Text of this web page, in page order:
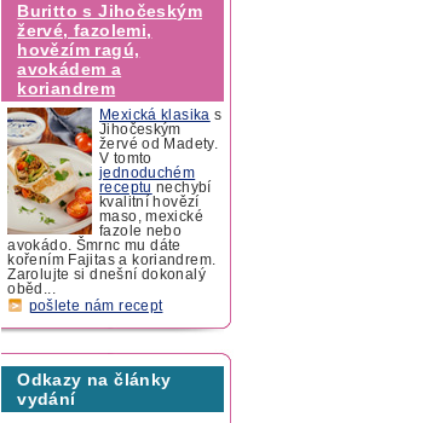
Buritto s Jihočeským
žervé, fazolemi,
hovězím ragú,
avokádem a
koriandrem
Mexická klasika s
Jihočeským
žervé od Madety.
V tomto
jednoduchém
receptu nechybí
kvalitní hovězí
maso, mexické
fazole nebo
avokádo. Šmrnc mu dáte
kořením Fajitas a koriandrem.
Zarolujte si dnešní dokonalý
oběd...
pošlete nám recept
Odkazy na články
vydání